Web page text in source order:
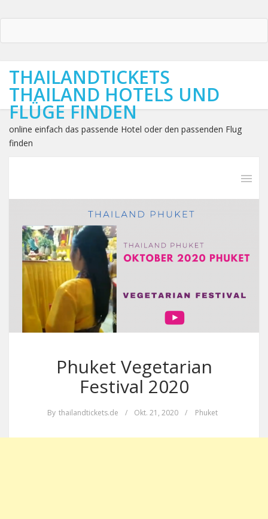
THAILANDTICKETS
THAILAND HOTELS UND
FLÜGE FINDEN
online einfach das passende Hotel oder den passenden Flug
finden
Phuket Vegetarian
Festival 2020
By thailandtickets.de / Okt. 21, 2020 / Phuket